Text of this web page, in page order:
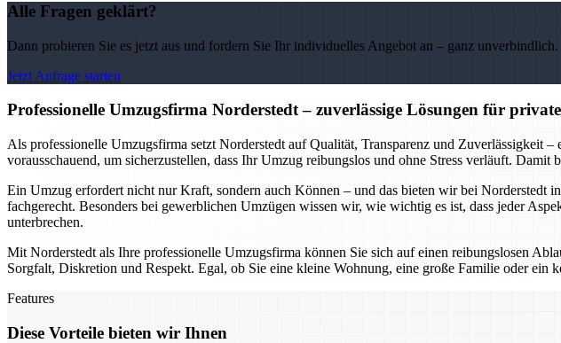
Alle Fragen geklärt?
Dann probieren Sie es jetzt aus und fordern Sie Ihr individuelles Angebot an – ganz unverbindlich.
Jetzt Anfrage starten
Professionelle Umzugsfirma Norderstedt – zuverlässige Lösungen für
Als professionelle Umzugsfirma setzt Norderstedt auf Qualität, Transparenz und Zuverlässigkeit
vorausschauend, um sicherzustellen, dass Ihr Umzug reibungslos und ohne Stress verläuft.
Ein Umzug erfordert nicht nur Kraft, sondern auch Können – und das bieten wir bei Norderstedt
fachgerecht. Besonders bei gewerblichen Umzügen wissen wir, wie wichtig es ist, dass jeder
unterbrechen.
Mit Norderstedt als Ihre professionelle Umzugsfirma können Sie sich auf einen reibungslosen
Sorgfalt, Diskretion und Respekt. Egal, ob Sie eine kleine Wohnung, eine große Familie oder
Features
Diese Vorteile bieten wir Ihnen